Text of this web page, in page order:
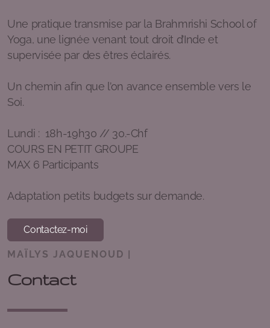
Une pratique transmise par la Brahmrishi School of
Yoga, une lignée venant tout droit d’Inde et
supervisée par des êtres éclairés.
Un chemin afin que l’on avance ensemble vers le
Soi.
Lundi : 18h-19h30 // 30.-Chf
COURS EN PETIT GROUPE
MAX 6 Participants
Adaptation petits budgets sur demande.
Contactez-moi
MAÏLYS JAQUENOUD |
Contact
Ma 17h30-18h30 | Yoga Pilate & CO | Laetitia
Ma 19h-20h | Méditation et Pranayama | Vanina
Me 12h30-13h30 | Yoga | Elsa
Me 19h15-20h30 | Yoga | Aurore Bhavani
Je 9h-12h ou 14h-17h | Etude du Yoga | Lalita
Ve 12h15-13h30 | Vinyasayoga | Maria
Hutte de Sudation avec Chloé et Lalita | Espace
Nature d'Ashvattha - Genève | samedi 20 juin dès
14h00
Voyage sonore | Deolinda - 2 lundis/mois